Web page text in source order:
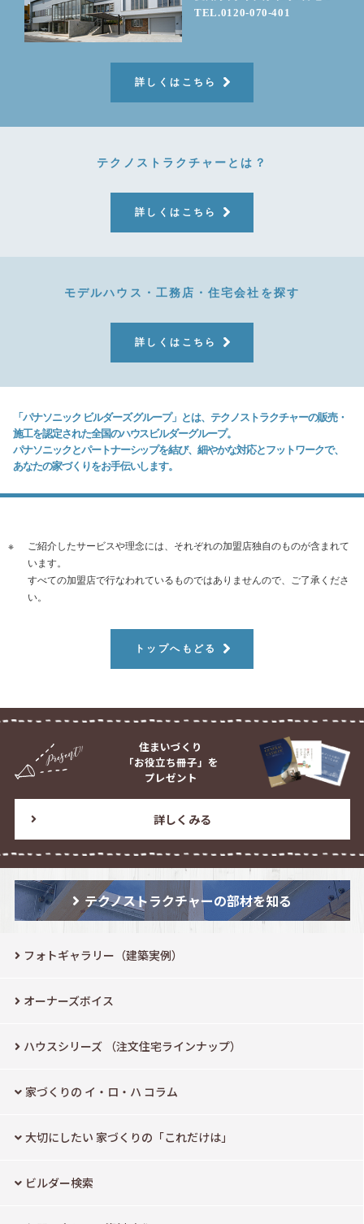
TEL.0120-070-401
詳しくはこちら
テクノストラクチャーとは？
詳しくはこちら
モデルハウス・工務店・住宅会社を探す
詳しくはこちら
「パナソニック ビルダーズ グループ」とは、テクノストラクチャーの販売・
施工を認定された全国のハウスビルダーグループ。
パナソニックとパートナーシップを結び、細やかな対応とフットワークで、
あなたの家づくりをお手伝いします。
※
ご紹介したサービスや理念には、それぞれの加盟店独自のものが含まれて
います。
すべての加盟店で行なわれているものではありませんので、ご了承くださ
い。
トップへもどる
住まいづくり
「お役立ち冊子」を
プレゼント
詳しくみる
テクノストラクチャーの部材を知る
フォトギャラリー（建築実例）
オーナーズボイス
ハウスシリーズ （注文住宅ラインナップ）
家づくりの イ・ロ・ハ コラム
大切にしたい 家づくりの「これだけは」
ビルダー検索